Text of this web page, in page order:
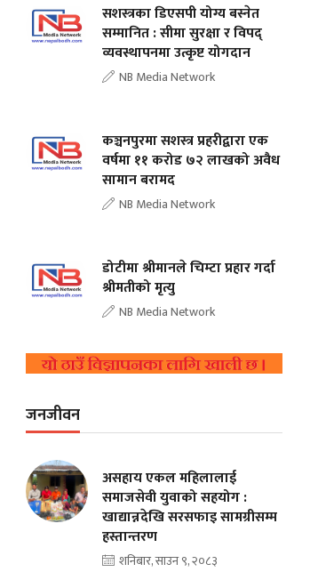
सशस्त्रका डिएसपी योग्य बस्नेत
सम्मानित : सीमा सुरक्षा र विपद्
व्यवस्थापनमा उत्कृष्ट योगदान
NB Media Network
कञ्चनपुरमा सशस्त्र प्रहरीद्वारा एक
वर्षमा ११ करोड ७२ लाखको अवैध
सामान बरामद
NB Media Network
डोटीमा श्रीमानले चिम्टा प्रहार गर्दा
श्रीमतीको मृत्यु
NB Media Network
जनजीवन
असहाय एकल महिलालाई
समाजसेवी युवाको सहयोग :
खाद्यान्नदेखि सरसफाइ सामग्रीसम्म
हस्तान्तरण
शनिबार, साउन ९, २०८३